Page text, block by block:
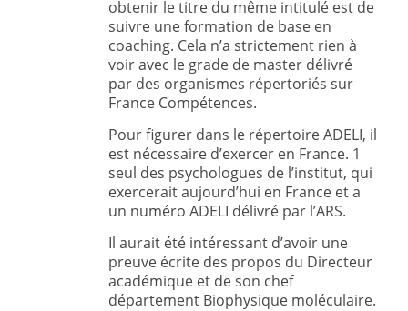
obtenir le titre du même intitulé est de
suivre une formation de base en
coaching. Cela n’a strictement rien à
voir avec le grade de master délivré
par des organismes répertoriés sur
France Compétences.
Pour figurer dans le répertoire ADELI, il
est nécessaire d’exercer en France. 1
seul des psychologues de l’institut, qui
exercerait aujourd’hui en France et a
un numéro ADELI délivré par l’ARS.
Il aurait été intéressant d’avoir une
preuve écrite des propos du Directeur
académique et de son chef
département Biophysique moléculaire.